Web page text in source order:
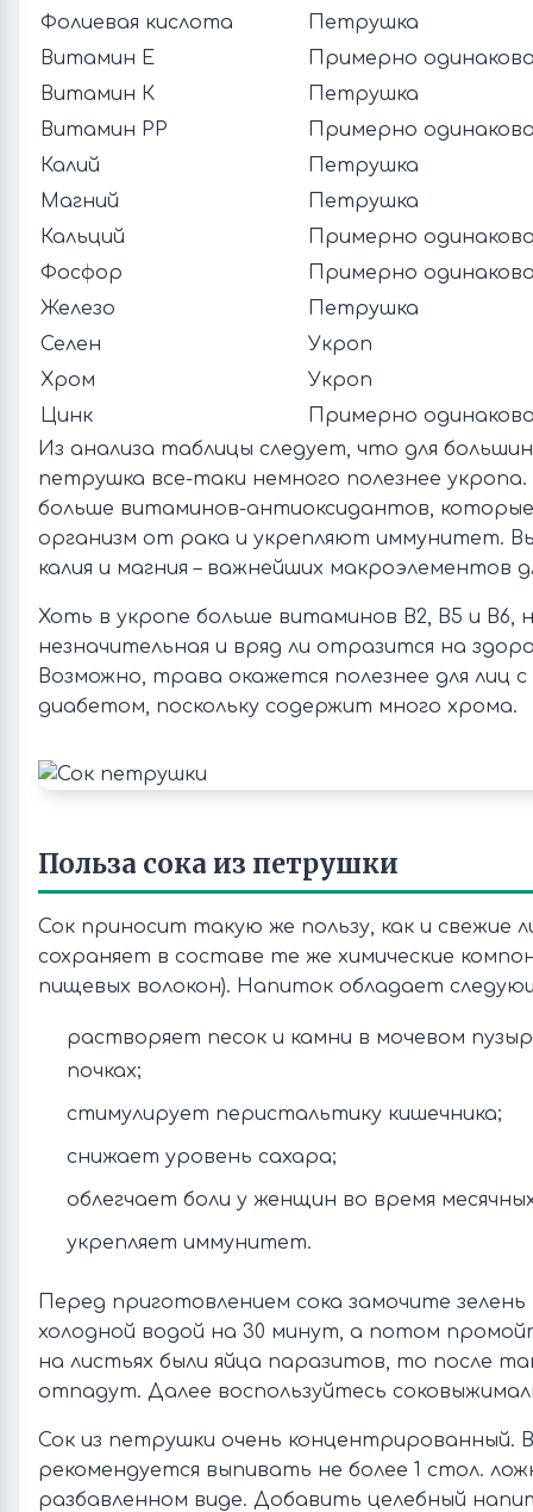
Фолиевая кислота
Петрушка
Витамин Е
Примерно
Витамин К
Петрушка
Витамин РР
Примерно
Калий
Петрушка
Магний
Петрушка
Кальций
Примерно
Фосфор
Примерно
Железо
Петрушка
Селен
Укроп
Хром
Укроп
Цинк
Примерно
Из анализа таблицы следует, что для
петрушка все-таки немного полезнее
больше витаминов-антиоксидантов,
организм от рака и укрепляют иммунитет.
калия и магния – важнейших макроэлементов
Хоть в укропе больше витаминов В2, В5 и В6,
незначительная и вряд ли отразится на
Возможно, трава окажется полезнее для лиц
диабетом, поскольку содержит много хрома.
Польза сока из петрушки
Сок приносит такую же пользу, как и свежие
сохраняет в составе те же химические
пищевых волокон). Напиток обладает
растворяет песок и камни в мочевом
почках;
стимулирует перистальтику кишечника;
снижает уровень сахара;
облегчает боли у женщин во время
укрепляет иммунитет.
Перед приготовлением сока замочите зелень
холодной водой на 30 минут, а потом
на листьях были яйца паразитов, то после
отпадут. Далее воспользуйтесь
Сок из петрушки очень концентрированный.
рекомендуется выпивать не более 1 стол.
разбавленном виде. Добавить целебный